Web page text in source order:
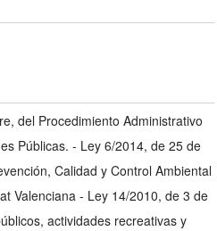
del Procedimiento Administrativo
Públicas. - Ley 6/2014, de 25 de
Calidad y Control Ambiental
Valenciana - Ley 14/2010, de 3 de
actividades recreativas y